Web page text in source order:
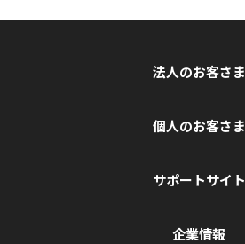
法人のお客さま
個人のお客さま
サポートサイト
企業情報